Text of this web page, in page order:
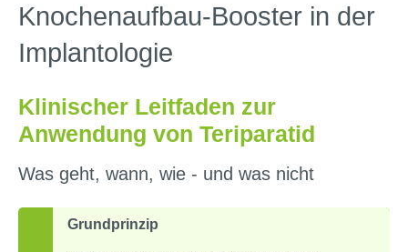
Knochenaufbau-Booster in der
Implantologie
Klinischer Leitfaden zur
Anwendung von Teriparatid
Was geht, wann, wie - und was nicht
Grundprinzip